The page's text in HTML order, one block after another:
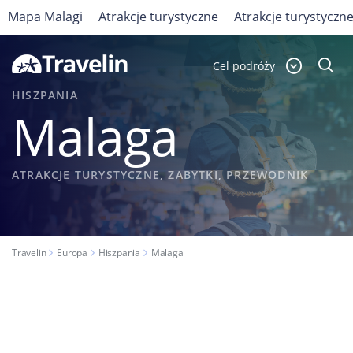
Cel podróży
HISZPANIA
Malaga
ATRAKCJE TURYSTYCZNE, ZABYTKI, PRZEWODNIK
Travelin Europa Hiszpania Malaga
Mapa Malagi Atrakcje turystyczne Atrakcje